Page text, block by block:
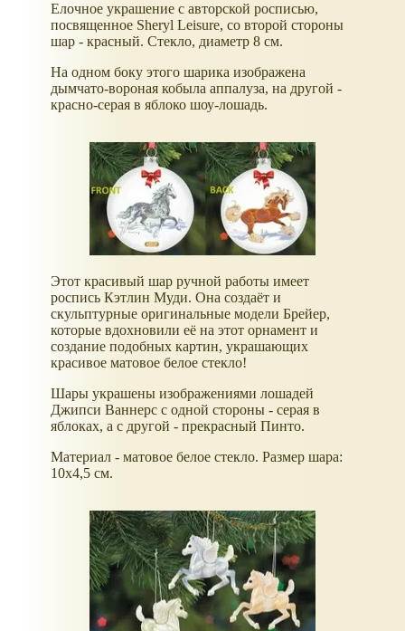
Елочное украшение с авторской росписью,
посвященное Sheryl Leisure, со второй стороны
шар - красный. Стекло, диаметр 8 см.
На одном боку этого шарика изображена
дымчато-вороная кобыла аппалуза, на другой -
красно-серая в яблоко шоу-лошадь.
Этот красивый шар ручной работы имеет
роспись Кэтлин Муди. Она создаёт и
скульптурные оригинальные модели Брейер,
которые вдохновили её на этот орнамент и
создание подобных картин, украшающих
красивое матовое белое стекло!
Шары украшены изображениями лошадей
Джипси Ваннерс с одной стороны - серая в
яблоках, а с другой - прекрасный Пинто.
Материал - матовое белое стекло. Размер шара:
10х4,5 см.